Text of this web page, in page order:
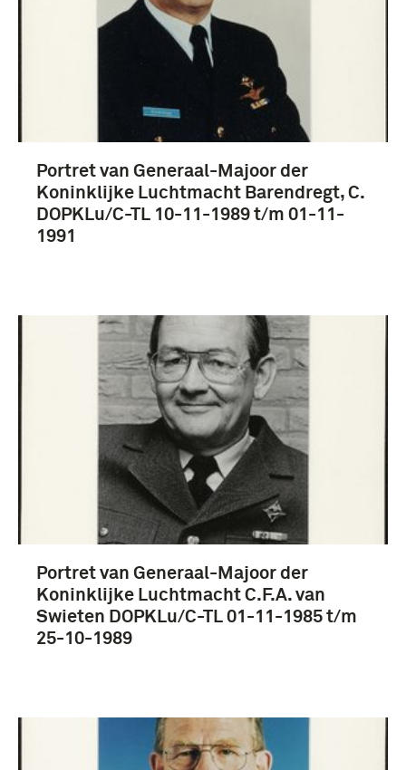
Portret van Generaal-Majoor der
Koninklijke Luchtmacht Barendregt, C.
DOPKLu/C-TL 10-11-1989 t/m 01-11-
1991
Portret van Generaal-Majoor der
Koninklijke Luchtmacht C.F.A. van
Swieten DOPKLu/C-TL 01-11-1985 t/m
25-10-1989